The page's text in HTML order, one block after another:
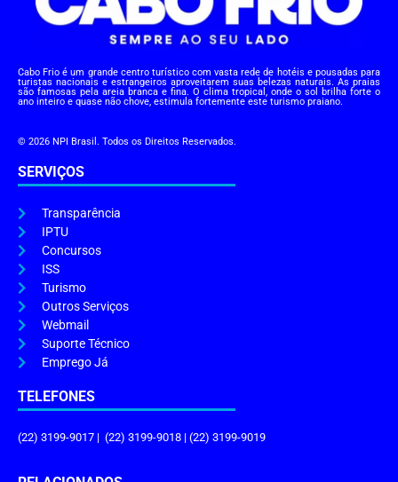
Cabo Frio é um grande centro turístico com vasta rede de hotéis e pousadas para
turistas nacionais e estrangeiros aproveitarem suas belezas naturais. As praias
são famosas pela areia branca e fina. O clima tropical, onde o sol brilha forte o
ano inteiro e quase não chove, estimula fortemente este turismo praiano.
© 2026 NPI Brasil. Todos os Direitos Reservados.
SERVIÇOS
Transparência
IPTU
Concursos
ISS
Turismo
Outros Serviços
Webmail
Suporte Técnico
Emprego Já
TELEFONES
(22) 3199-9017 | (22) 3199-9018 | (22) 3199-9019